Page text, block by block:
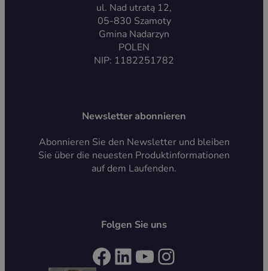
ul. Nad utratą 12,
05-830 Szamoty
Gmina Nadarzyn
POLEN
NIP: 1182251782
Newsletter abonnieren
Abonnieren Sie den Newsletter und bleiben
Sie über die neuesten Produktinformationen
auf dem Laufenden.
Folgen Sie uns
Facebook LinkedIn YouTube Instagram